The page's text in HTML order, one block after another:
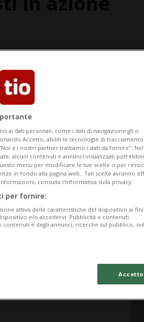
ai dati personali, come i dati di navigazione gli o
Accetto, abiliti le tecnologie di tracciamento
e i nostri partner trattiamo i dati da fornire". Nel
alcuni contenuti e annunci visualizzati
menu per modificare le tue scelte o per
in fondo alla pagina web.. Tali scelte avranno
consulta l'Informativa sulla privacy.
per fornire:
attiva delle caratteristiche del dispositivo ai fini
e/o accedervi. Pubblicità e contenuti
e degli annunci, ricerche sul pubblico,
Accetto